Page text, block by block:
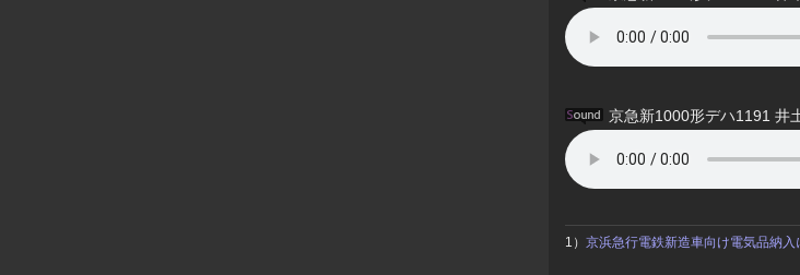
京急新1000形デハ1191 井
1） 京浜急行電鉄新造車向け電気品納入